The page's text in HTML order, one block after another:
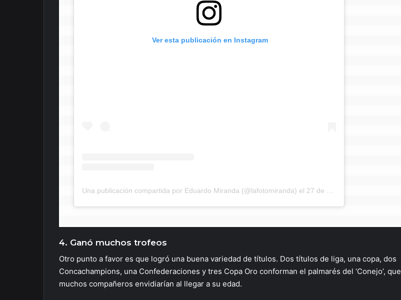
Ver esta publicación en Instagram
Una publicación compartida por Eduardo Miranda (@lafotomiranda) el 27 de Jul de 2019 a las 8:49 PDT
4. Ganó muchos trofeos
Otro punto a favor es que logró una buena variedad de títulos. Dos títulos de liga, una copa, dos
Concachampions, una Confederaciones y tres Copa Oro conforman el palmarés del ‘Conejo’, que
muchos compañeros envidiarían al llegar a su edad.